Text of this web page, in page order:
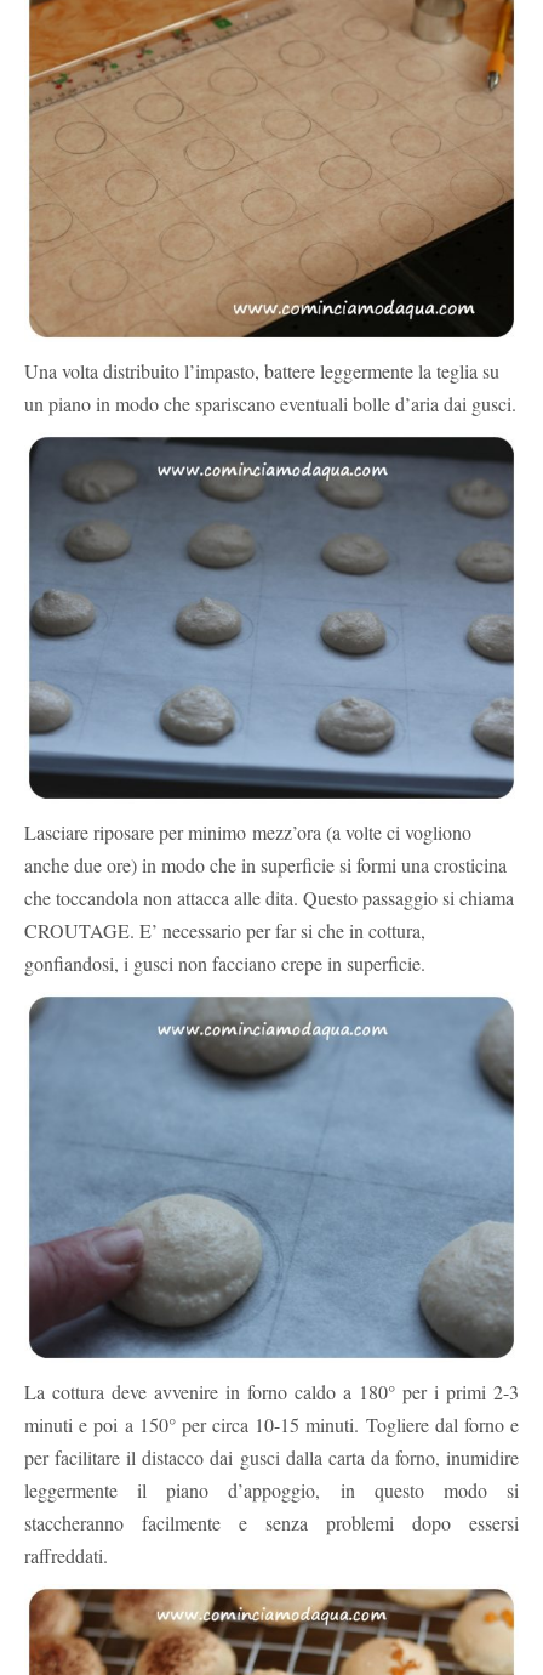
Una volta distribuito l’impasto, battere leggermente la teglia su
un piano in modo che spariscano eventuali bolle d’aria dai gusci.
Lasciare riposare per minimo mezz’ora (a volte ci vogliono
anche due ore) in modo che in superficie si formi una crosticina
che toccandola non attacca alle dita. Questo passaggio si chiama
CROUTAGE. E’ necessario per far si che in cottura,
gonfiandosi, i gusci non facciano crepe in superficie.
La cottura deve avvenire in forno caldo a 180° per i primi 2-3
minuti e poi a 150° per circa 10-15 minuti. Togliere dal forno e
per facilitare il distacco dai gusci dalla carta da forno, inumidire
leggermente il piano d’appoggio, in questo modo si
staccheranno facilmente e senza problemi dopo essersi
raffreddati.